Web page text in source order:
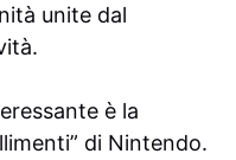
unite dal
è la
di Nintendo.